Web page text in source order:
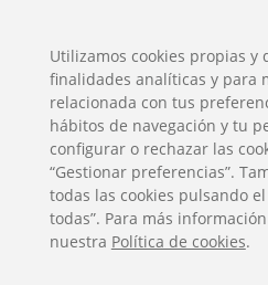
Utilizamos cookies propias y
finalidades analíticas y para
relacionada con tus
hábitos de navegación y tu
configurar o rechazar las
“Gestionar preferencias”.
todas las cookies pulsando
todas”. Para más
nuestra Política de cookies.